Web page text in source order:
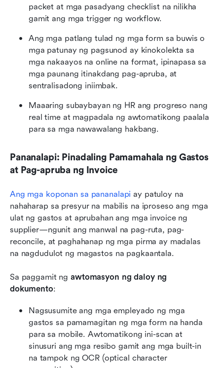
packet at mga pasadyang checklist na nilikha
gamit ang mga trigger ng workflow.
Ang mga patlang tulad ng mga form sa buwis o
mga patunay ng pagsunod ay kinokolekta sa
mga nakaayos na online na format, ipinapasa sa
mga paunang itinakdang pag-apruba, at
sentralisadong iniimbak.
Maaaring subaybayan ng HR ang progreso nang
real time at magpadala ng awtomatikong paalala
para sa mga nawawalang hakbang.
Pananalapi: Pinadaling Pamamahala ng Gastos
at Pag-apruba ng Invoice
Ang mga koponan sa pananalapi ay patuloy na
nahaharap sa presyur na mabilis na iproseso ang mga
ulat ng gastos at aprubahan ang mga invoice ng
supplier—ngunit ang manwal na pag-ruta, pag-
reconcile, at paghahanap ng mga pirma ay madalas
na nagdudulot ng magastos na pagkaantala.
Sa paggamit ng awtomasyon ng daloy ng
dokumento:
Nagsusumite ang mga empleyado ng mga
gastos sa pamamagitan ng mga form na handa
para sa mobile. Awtomatikong ini-scan at
sinusuri ang mga resibo gamit ang mga built-in
na tampok ng OCR (optical character